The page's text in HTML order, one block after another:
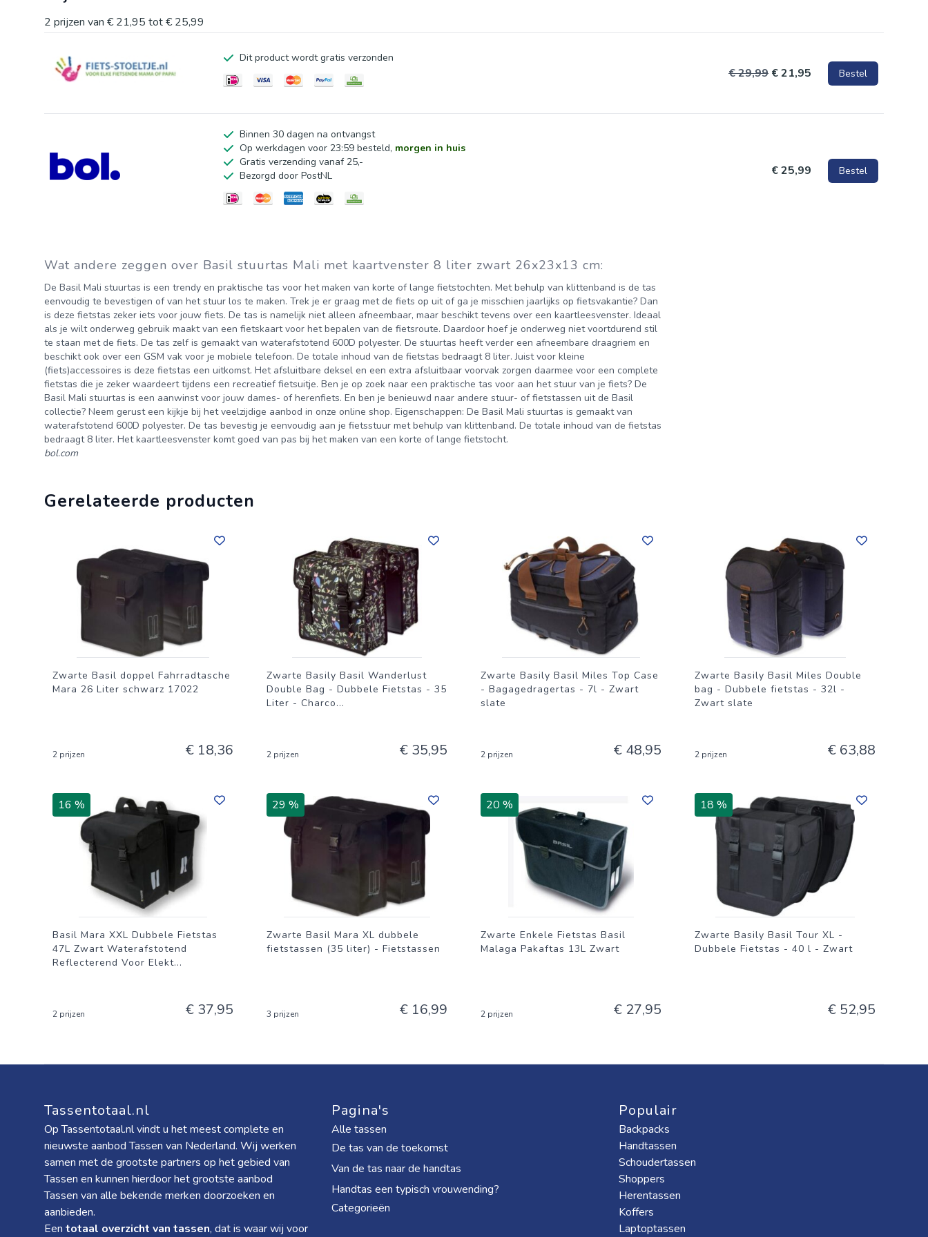
deksel en een extra afsluitbaar voorvak zorgen daarmee voor een complete fietstas die je zeker waardeert tijdens een recreatief
dames- of herenfiets. En ben je benieuwd naar andere stuur- of fietstassen uit de Basil collectie? Neem gerust een kijkje bij het
veelzijdige aanbod in onze online shop. Eigenschappen: De Basil Mali stuurtas is gemaakt van waterafstotend 600D polyester.
2 prijzen van € 21,95 tot€ 25,99
Dit product wordt gratis verzonden
€ 29,99 € 21,95 Bestel
Binnen 30 dagen na ontvangst
Op werkdagen voor 23:59 besteld, morgen in huis
Gratis verzending vanaf 25,-
Bezorgd door PostNL
€ 25,99 Bestel
Wat andere zeggen over Basil stuurtas Mali met kaartvenster 8 liter zwart 26x23x13 cm:
De Basil Mali stuurtas is een trendy en praktische tas voor het maken van korte of lange fietstochten. Met behulp van klittenband is de tas
eenvoudig te bevestigen of van het stuur los te maken. Trek je er graag met de fiets op uit of ga je misschien jaarlijks op fietsvakantie? Dan
is deze fietstas zeker iets voor jouw fiets. De tas is namelijk niet alleen afneembaar, maar beschikt tevens over een kaartleesvenster. Ideaal
als je wilt onderweg gebruik maakt van een fietskaart voor het bepalen van de fietsroute. Daardoor hoef je onderweg niet voortdurend stil
te staan met de fiets. De tas zelf is gemaakt van waterafstotend 600D polyester. De stuurtas heeft verder een afneembare draagriem en
beschikt ook over een GSM vak voor je mobiele telefoon. De totale inhoud van de fietstas bedraagt 8 liter. Juist voor kleine
(fiets)accessoires is deze fietstas een uitkomst. Het afsluitbare deksel en een extra afsluitbaar voorvak zorgen daarmee voor een complete
fietstas die je zeker waardeert tijdens een recreatief fietsuitje. Ben je op zoek naar een praktische tas voor aan het stuur van je fiets? De
Basil Mali stuurtas is een aanwinst voor jouw dames- of herenfiets. En ben je benieuwd naar andere stuur- of fietstassen uit de Basil
collectie? Neem gerust een kijkje bij het veelzijdige aanbod in onze online shop. Eigenschappen: De Basil Mali stuurtas is gemaakt van
waterafstotend 600D polyester. De tas bevestig je eenvoudig aan je fietsstuur met behulp van klittenband. De totale inhoud van de fietstas
bedraagt 8 liter. Het kaartleesvenster komt goed van pas bij het maken van een korte of lange fietstocht.
bol.com
Gerelateerde producten
Zwarte Basil doppel Fahrradtasche
Mara 26 Liter schwarz 17022
2 prijzen € 18,36
Zwarte Basily Basil Wanderlust
Double Bag - Dubbele Fietstas - 35
Liter - Charco...
2 prijzen € 35,95
Zwarte Basily Basil Miles Top Case
- Bagagedragertas - 7l - Zwart
slate
2 prijzen € 48,95
Zwarte Basily Basil Miles Double
bag - Dubbele fietstas - 32l -
Zwart slate
2 prijzen € 63,88
16 %
Basil Mara XXL Dubbele Fietstas
47L Zwart Waterafstotend
Reflecterend Voor Elekt...
2 prijzen € 37,95
29 %
Zwarte Basil Mara XL dubbele
fietstassen (35 liter) - Fietstassen
3 prijzen € 16,99
20 %
Zwarte Enkele Fietstas Basil
Malaga Pakaftas 13L Zwart
2 prijzen € 27,95
18 %
Zwarte Basily Basil Tour XL -
Dubbele Fietstas - 40 l - Zwart
€ 52,95
Tassentotaal.nl
Op Tassentotaal.nl vindt u het meest complete en
nieuwste aanbod Tassen van Nederland. Wij werken
samen met de grootste partners op het gebied van
Tassen en kunnen hierdoor het grootste aanbod
Tassen van alle bekende merken doorzoeken en
aanbieden.
Een totaal overzicht van tassen, dat is waar wij voor
Pagina's
Alle tassen
De tas van de toekomst
Van de tas naar de handtas
Handtas een typisch vrouwending?
Categorieën
Populair
Backpacks
Handtassen
Schoudertassen
Shoppers
Herentassen
Koffers
Laptoptassen